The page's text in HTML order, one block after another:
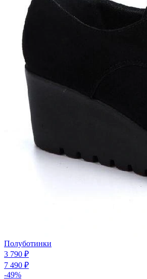
Полуботинки
3 790 ₽
7 490 ₽
-49%